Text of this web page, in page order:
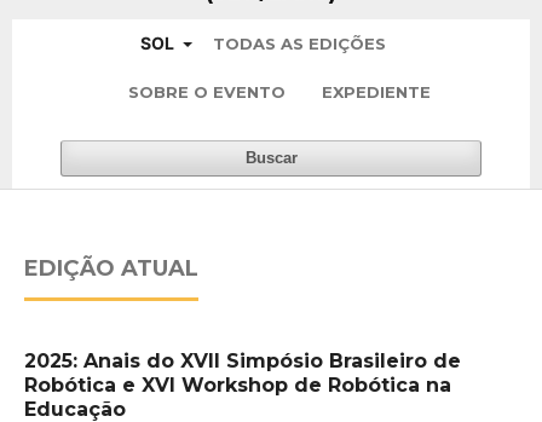
SOL TODAS AS EDIÇÕES
SOBRE O EVENTO EXPEDIENTE
Buscar
EDIÇÃO ATUAL
2025: Anais do XVII Simpósio Brasileiro de
Robótica e XVI Workshop de Robótica na
Educação